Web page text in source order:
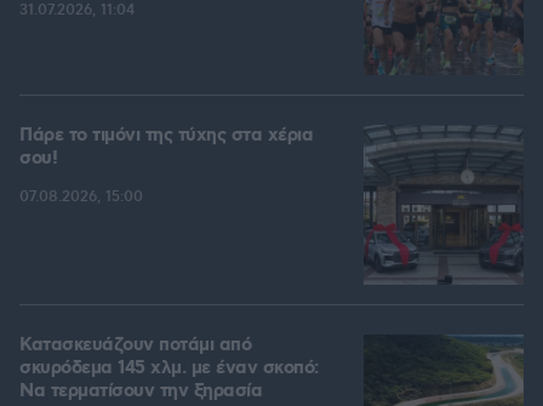
31.07.2026, 11:04
Πάρε το τιμόνι της τύχης στα χέρια
σου!
07.08.2026, 15:00
Κατασκευάζουν ποτάμι από
σκυρόδεμα 145 χλμ. με έναν σκοπό:
Να τερματίσουν την ξηρασία